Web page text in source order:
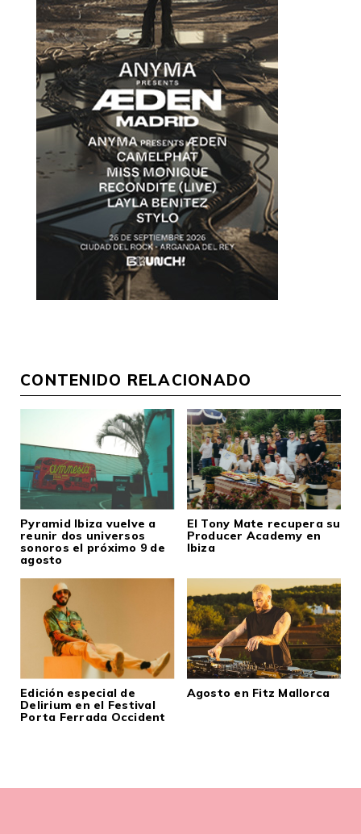
CONTENIDO RELACIONADO
Pyramid Ibiza vuelve a
reunir dos universos
sonoros el próximo 9 de
agosto
El Tony Mate recupera su
Producer Academy en
Ibiza
Edición especial de
Delirium en el Festival
Porta Ferrada Occident
Agosto en Fitz Mallorca